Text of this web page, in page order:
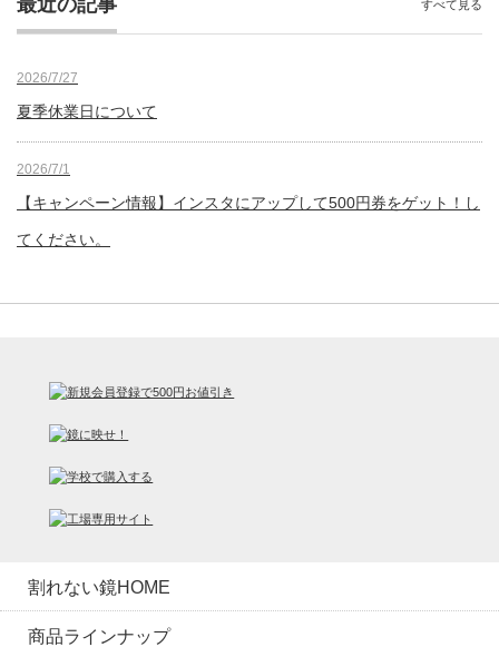
最近の記事
2026/7/27
夏季休業日について
2026/7/1
【キャンペーン情報】インスタにアップして500円券をゲット！し
てください。
すべて見る
割れない鏡HOME
商品ラインナップ